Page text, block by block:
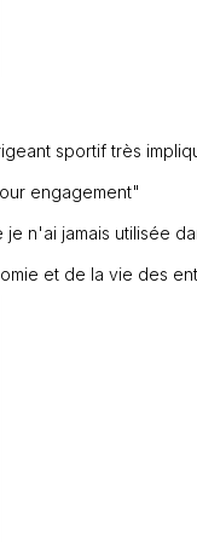
sportif très
engagement"
je n'ai jamais utilisée
et de la vie des